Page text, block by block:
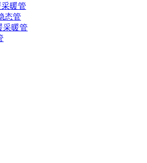
采暖管
态管
采暖管